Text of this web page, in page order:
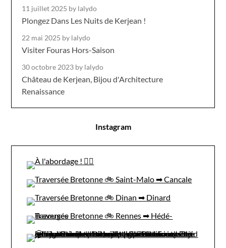
11 juillet 2025 by lalydo
Plongez Dans Les Nuits de Kerjean !
22 mai 2025 by lalydo
Visiter Fouras Hors-Saison
30 octobre 2023 by lalydo
Château de Kerjean, Bijou d'Architecture
Renaissance
Instagram